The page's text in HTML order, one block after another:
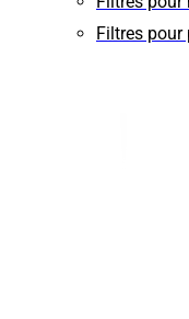
Filtres pour